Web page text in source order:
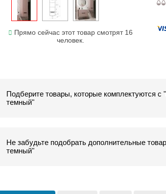
Прямо сейчас этот товар смотрят 16
человек.
Подберите товары, которые комплектуются
темный"
Не забудьте подобрать дополнительные
темный"